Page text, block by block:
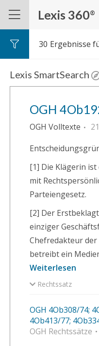
Lexis 360®
30 Ergebnisse
Lexis SmartSearch
OGH
OGH Volltexte
[1] Die Klägerin
mit
Parteiengesetz.
[2] Der
einziger
Chefredakteur
betreibt ein
Weiterlesen
Rechtssatz
OGH 4Ob308/74;
4Ob413/77;
(RS0043590)
OGH Rechtssätze